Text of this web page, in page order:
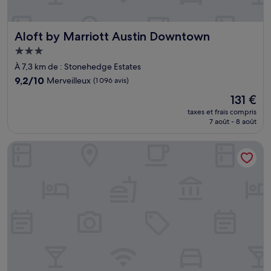
Aloft by Marriott Austin Downtown
Aloft by Marriott Austin Downtown
Hébergement
3.0 étoiles
À 7,3 km de : Stonehedge Estates
9.2
9,2/10 Merveilleux (1 096 avis)
Le
nouveau
prix
de
131 €
131 €
taxes et frais compris
7 août - 8 août